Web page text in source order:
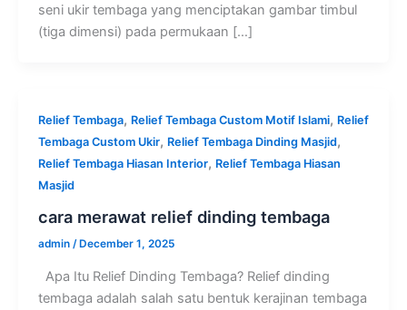
seni ukir tembaga yang menciptakan gambar timbul
(tiga dimensi) pada permukaan […]
Relief Tembaga, Relief Tembaga Custom Motif Islami, Relief
Tembaga Custom Ukir, Relief Tembaga Dinding Masjid,
Relief Tembaga Hiasan Interior, Relief Tembaga Hiasan
Masjid
cara merawat relief dinding tembaga
admin / December 1, 2025
Apa Itu Relief Dinding Tembaga? Relief dinding
tembaga adalah salah satu bentuk kerajinan tembaga